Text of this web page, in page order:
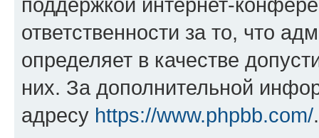
ответственности за то, что
определяет в качестве
них. За дополнительной
адресу https://www.phpbb.com/.